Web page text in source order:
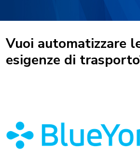
Vuoi automatizzare
esigenze di